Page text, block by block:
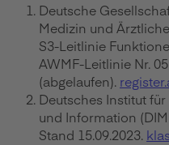
Deutsche
Medizin und
S3-Leitlinie
AWMF-Leitlinie Nr.
(abgelaufen).
Deutsches Institut
und Information
Stand 15.09.2023.